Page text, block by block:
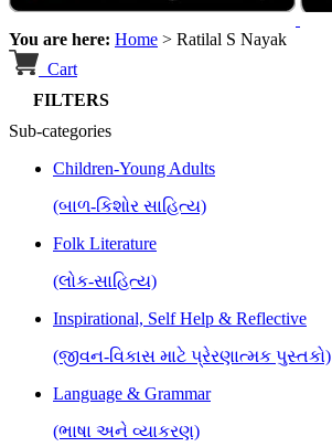
You are here: Home > Ratilal S Nayak
Cart
FILTERS
Sub-categories
Children-Young Adults
(બાળ-કિશોર સાહિત્ય)
Folk Literature
(લોક-સાહિત્ય)
Inspirational, Self Help & Reflective
(જીવન-વિકાસ માટે પ્રેરણાત્મક પુસ્તકો)
Language & Grammar
(ભાષા અને વ્યાકરણ)